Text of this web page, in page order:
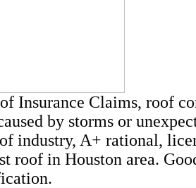
Insurance Claims, roof
by storms or
industry, A+ rational,
roof in Houston area.